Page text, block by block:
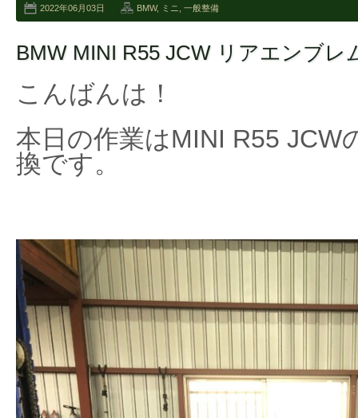
2022年06月03日 BMW, ミニ 一般整備
BMW MINI R55 JCW リアエンブレ
こんばんは！
本日の作業はMINI R55 JCW
換です。